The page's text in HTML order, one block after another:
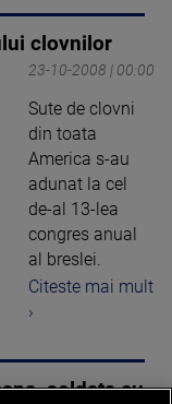
clovnilor
23-10-2008 | 00:00
Sute de clovni
din toata
America s-au
adunat la cel
de-al 13-lea
congres anual
al breslei.
Citeste mai mult
›
soldata cu